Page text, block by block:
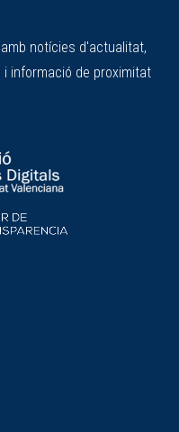
notícies d'actualitat,
informació de proximitat